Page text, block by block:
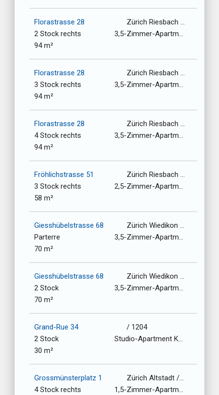
Florastrasse 28
Zürich Riesbach / 8008
2 Stock rechts
3,5-Zimmer-Apartment
94 m²
Florastrasse 28
Zürich Riesbach / 8008
3 Stock rechts
3,5-Zimmer-Apartment
94 m²
Florastrasse 28
Zürich Riesbach / 8008
4 Stock rechts
3,5-Zimmer-Apartment
94 m²
Fröhlichstrasse 51
Zürich Riesbach / 8008
3 Stock rechts
2,5-Zimmer-Apartment
58 m²
Giesshübelstrasse 68
Zürich Wiedikon / 8045
Parterre
3,5-Zimmer-Apartment
70 m²
Giesshübelstrasse 68
Zürich Wiedikon / 8045
2 Stock
3,5-Zimmer-Apartment
70 m²
Grand-Rue 34
/ 1204
2 Stock
Studio-Apartment Kochnische
30 m²
Grossmünsterplatz 1
Zürich Altstadt / 8001
4 Stock rechts
1,5-Zimmer-Apartment